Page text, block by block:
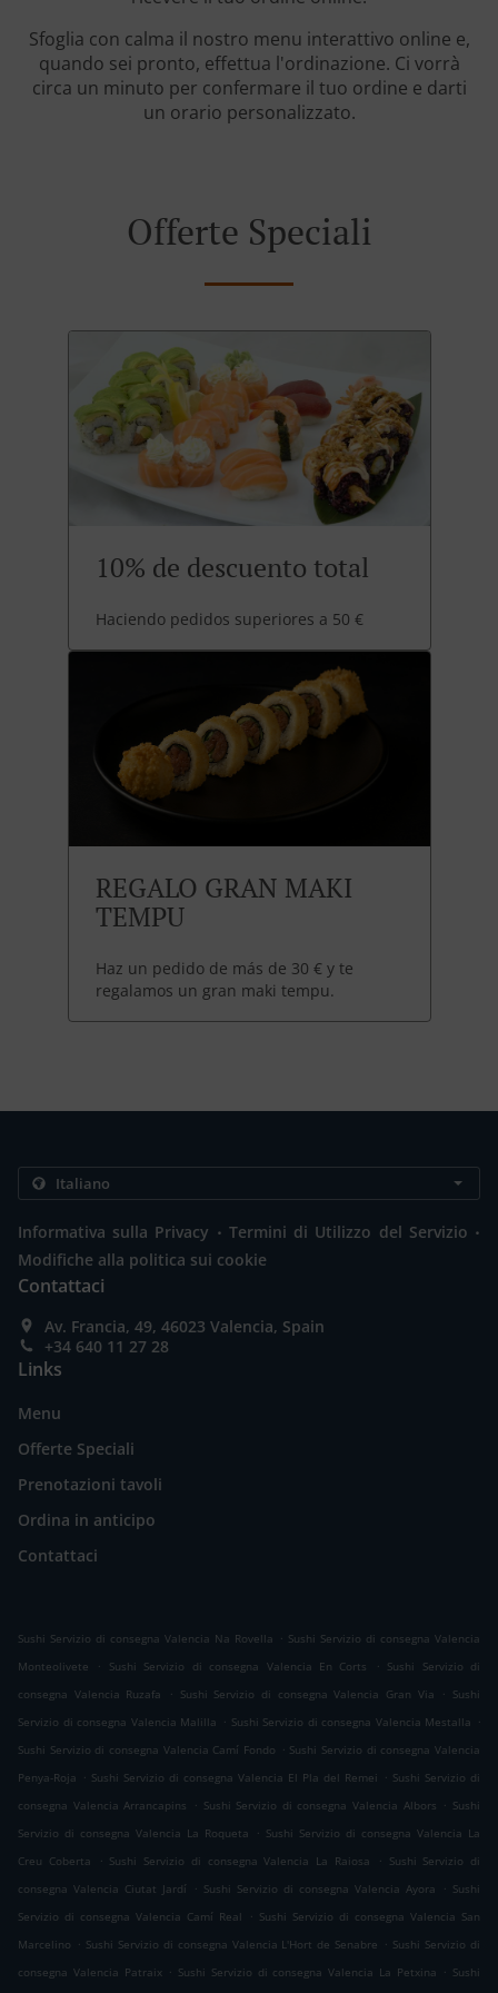
Sfoglia con calma il nostro menu interattivo online e,
quando sei pronto, effettua l'ordinazione. Ci vorrà
circa un minuto per confermare il tuo ordine e darti
un orario personalizzato.
Offerte Speciali
10% de descuento total
Haciendo pedidos superiores a 50 €
REGALO GRAN MAKI
TEMPU
Haz un pedido de más de 30 € y te
regalamos un gran maki tempu.
Informativa sulla Privacy . Termini di Utilizzo del Servizio .
Modifiche alla politica sui cookie
Contattaci
Av. Francia, 49, 46023 Valencia, Spain
+34 640 11 27 28
Links
Menu
Offerte Speciali
Prenotazioni tavoli
Ordina in anticipo
Contattaci
Sushi Servizio di consegna Valencia Na Rovella . Sushi Servizio di consegna Valencia
Monteolivete
. Sushi Servizio di consegna Valencia En Corts . Sushi Servizio di
consegna Valencia Ruzafa
. Sushi Servizio di consegna Valencia Gran Via . Sushi
Servizio di consegna Valencia Malilla . Sushi Servizio di consegna Valencia Mestalla .
Sushi Servizio di consegna Valencia Camí Fondo . Sushi Servizio di consegna Valencia
Penya-Roja . Sushi Servizio di consegna Valencia El Pla del Remei . Sushi Servizio di
consegna Valencia Arrancapins
. Sushi Servizio di consegna Valencia Albors . Sushi
Servizio di consegna Valencia La Roqueta
. Sushi Servizio di consegna Valencia La
Creu Coberta
. Sushi Servizio di consegna Valencia La Raiosa . Sushi Servizio di
consegna Valencia Ciutat Jardí
. Sushi Servizio di consegna Valencia Ayora . Sushi
Servizio di consegna Valencia Camí Real
. Sushi Servizio di consegna Valencia San
Marcelino . Sushi Servizio di consegna Valencia L'Hort de Senabre . Sushi Servizio di
consegna Valencia Patraix . Sushi Servizio di consegna Valencia La Petxina . Sushi